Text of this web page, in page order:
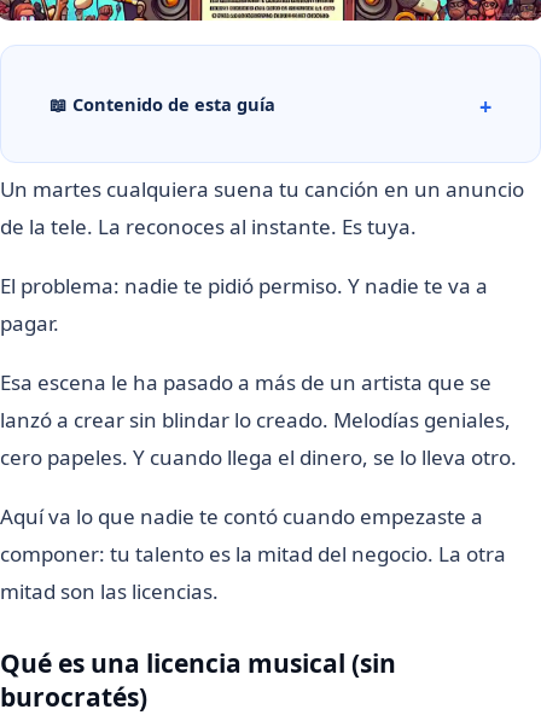
📖 Contenido de esta guía
Un martes cualquiera suena tu canción en un anuncio
de la tele. La reconoces al instante. Es tuya.
El problema: nadie te pidió permiso. Y nadie te va a
pagar.
Esa escena le ha pasado a más de un artista que se
lanzó a crear sin blindar lo creado. Melodías geniales,
cero papeles. Y cuando llega el dinero, se lo lleva otro.
Aquí va lo que nadie te contó cuando empezaste a
componer: tu talento es la mitad del negocio. La otra
mitad son las licencias.
Qué es una licencia musical (sin
burocratés)